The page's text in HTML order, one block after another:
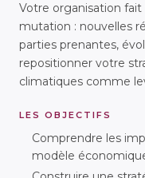
Votre organisation
mutation : nouvelles
parties prenantes,
repositionner votre
climatiques comme
LES OBJECTIFS
Comprendre les
modèle